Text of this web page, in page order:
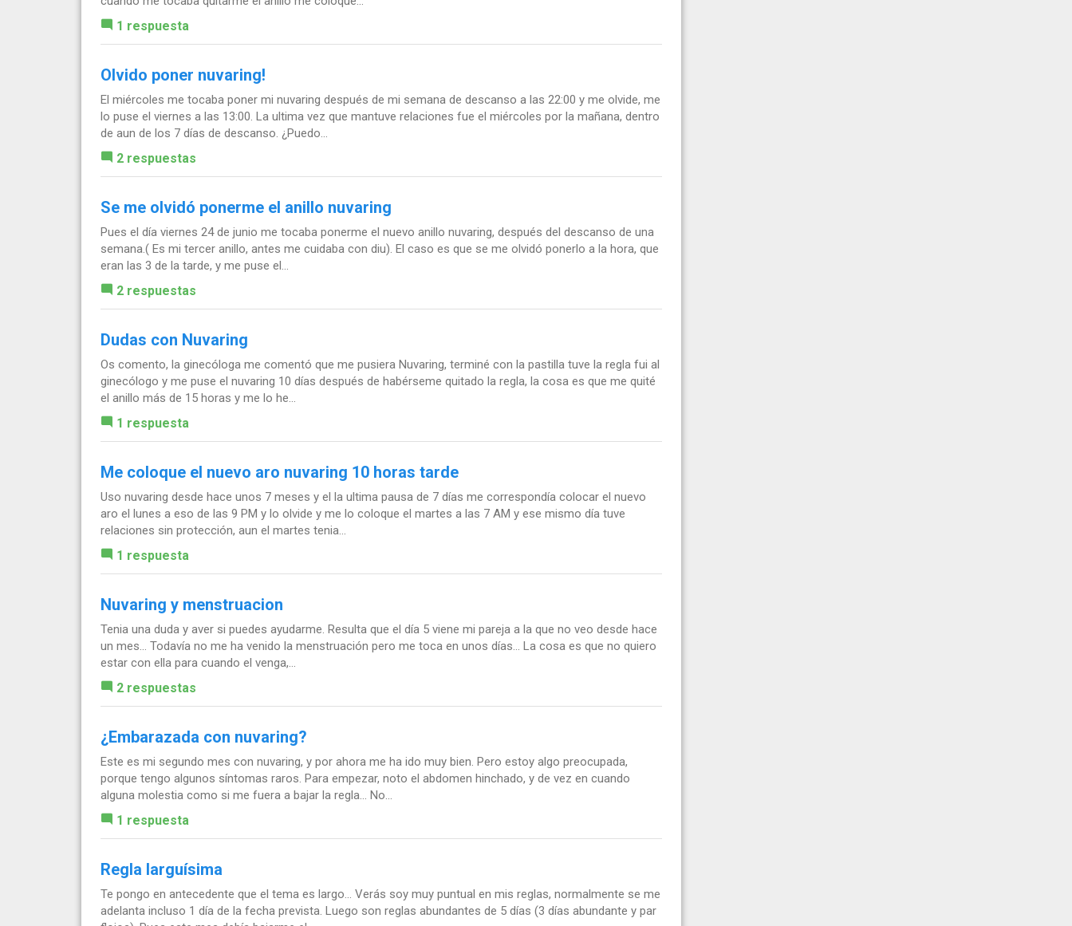
1 respuesta
Olvido poner nuvaring!
El miércoles me tocaba poner mi nuvaring después de mi semana de descanso a las 22:00 y me olvide, me
lo puse el viernes a las 13:00. La ultima vez que mantuve relaciones fue el miércoles por la mañana, dentro
de aun de los 7 días de descanso. ¿Puedo...
2 respuestas
Se me olvidó ponerme el anillo nuvaring
Pues el día viernes 24 de junio me tocaba ponerme el nuevo anillo nuvaring, después del descanso de una
semana.( Es mi tercer anillo, antes me cuidaba con diu). El caso es que se me olvidó ponerlo a la hora, que
eran las 3 de la tarde, y me puse el...
2 respuestas
Dudas con Nuvaring
Os comento, la ginecóloga me comentó que me pusiera Nuvaring, terminé con la pastilla tuve la regla fui al
ginecólogo y me puse el nuvaring 10 días después de habérseme quitado la regla, la cosa es que me quité
el anillo más de 15 horas y me lo he...
1 respuesta
Me coloque el nuevo aro nuvaring 10 horas tarde
Uso nuvaring desde hace unos 7 meses y el la ultima pausa de 7 días me correspondía colocar el nuevo
aro el lunes a eso de las 9 PM y lo olvide y me lo coloque el martes a las 7 AM y ese mismo día tuve
relaciones sin protección, aun el martes tenia...
1 respuesta
Nuvaring y menstruacion
Tenia una duda y aver si puedes ayudarme. Resulta que el día 5 viene mi pareja a la que no veo desde hace
un mes... Todavía no me ha venido la menstruación pero me toca en unos días... La cosa es que no quiero
estar con ella para cuando el venga,...
2 respuestas
¿Embarazada con nuvaring?
Este es mi segundo mes con nuvaring, y por ahora me ha ido muy bien. Pero estoy algo preocupada,
porque tengo algunos síntomas raros. Para empezar, noto el abdomen hinchado, y de vez en cuando
alguna molestia como si me fuera a bajar la regla... No...
1 respuesta
Regla larguísima
Te pongo en antecedente que el tema es largo... Verás soy muy puntual en mis reglas, normalmente se me
adelanta incluso 1 día de la fecha prevista. Luego son reglas abundantes de 5 días (3 días abundante y par